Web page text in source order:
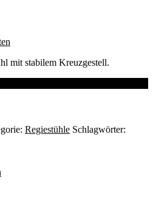
mit stabilem Kreuzgestell.
Regiestühle Schlagwörter: